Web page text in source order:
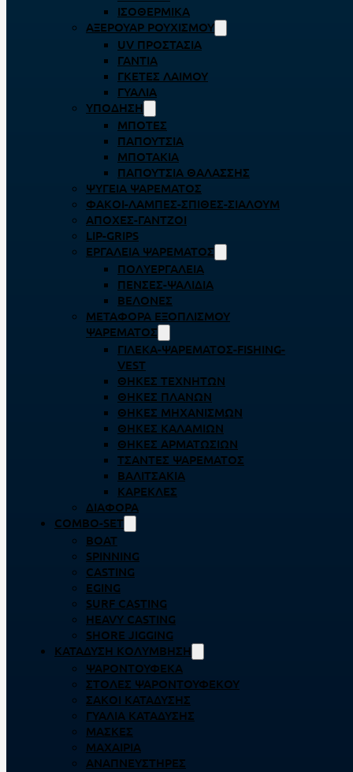
ΙΣΟΘΕΡΜΙΚΆ
ΑΞΕΡΟΥΆΡ ΡΟΥΧΙΣΜΟΎ
UV ΠΡΟΣΤΑΣΊΑ
ΓΆΝΤΙΑ
ΓΚΈΤΕΣ ΛΑΊΜΟΥ
ΓΥΑΛΙΆ
ΥΠΌΔΗΣΗ
ΜΠΌΤΕΣ
ΠΑΠΟΎΤΣΙΑ
ΜΠΟΤΆΚΙΑ
ΠΑΠΟΎΤΣΙΑ ΘΑΛΆΣΣΗΣ
ΨΥΓΕΊΑ ΨΑΡΈΜΑΤΟΣ
ΦΑΚΟΊ-ΛΆΜΠΕΣ-ΣΠΊΘΕΣ-ΣΊΑΛΟΥΜ
ΑΠΌΧΕΣ-ΓΆΝΤΖΟΙ
LIP-GRIPS
EΡΓΑΛΕΊΑ ΨΑΡΈΜΑΤΟΣ
ΠΟΛΥΕΡΓΑΛΕΊΑ
ΠΈΝΣΕΣ-ΨΑΛΊΔΙΑ
ΒΕΛΌΝΕΣ
ΜΕΤΑΦΟΡΆ ΕΞΟΠΛΙΣΜΟΎ
ΨΑΡΈΜΑΤΟΣ
ΓΙΛΈΚΑ-ΨΑΡΈΜΑΤΟΣ-FISHING-
VEST
ΘΉΚΕΣ ΤΕΧΝΗΤΏΝ
ΘΉΚΕΣ ΠΛΆΝΩΝ
ΘΉΚΕΣ ΜΗΧΑΝΙΣΜΏΝ
ΘΉΚΕΣ ΚΑΛΑΜΙΏΝ
ΘΉΚΕΣ ΑΡΜΑΤΩΣΙΏΝ
ΤΣΆΝΤΕΣ ΨΑΡΈΜΑΤΟΣ
ΒΑΛΙΤΣΆΚΙΑ
ΚΑΡΈΚΛΕΣ
ΔΙΆΦΟΡΑ
COMBO-SET
BOAT
SPINNING
CASTING
EGING
SURF CASTING
HEAVY CASTING
SHORE JIGGING
ΚΑΤΆΔΥΣΗ ΚΟΛΎΜΒΗΣΗ
ΨΑΡΟΝΤΟΎΦΕΚΑ
ΣΤΟΛΈΣ ΨΑΡΟΝΤΟΎΦΕΚΟΥ
ΣΆΚΟΙ ΚΑΤΆΔΥΣΗΣ
ΓΥΑΛΙΆ ΚΑΤΆΔΥΣΗΣ
ΜΆΣΚΕΣ
ΜΑΧΑΊΡΙΑ
ΑΝΑΠΝΕΥΣΤΉΡΕΣ